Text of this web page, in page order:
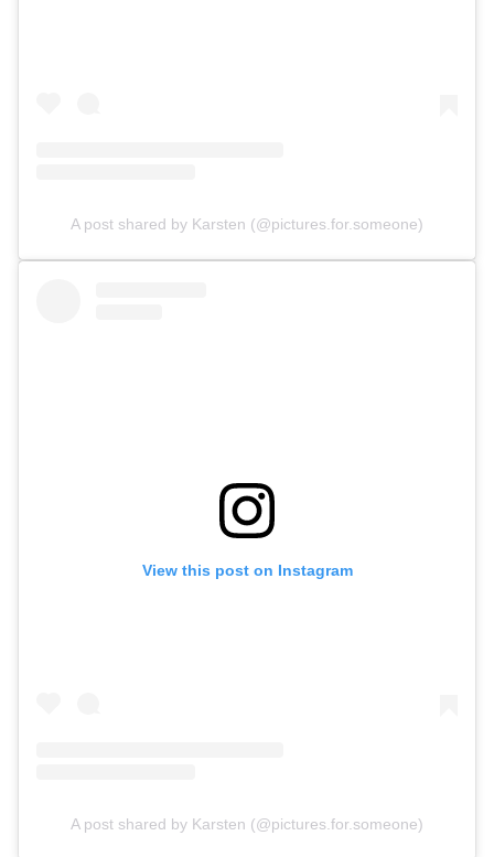
A post shared by Karsten (@pictures.for.someone)
View this post on Instagram
A post shared by Karsten (@pictures.for.someone)